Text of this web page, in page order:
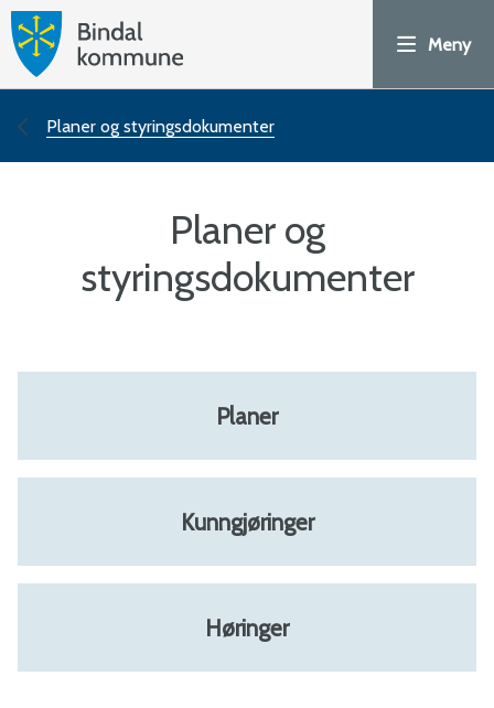
o
v
d
p
t
a
l
B
Meny
Du
Planer og styringsdokumenter
Planer og
styringsdokumenter
Planer
Kunngjøringer
Høringer